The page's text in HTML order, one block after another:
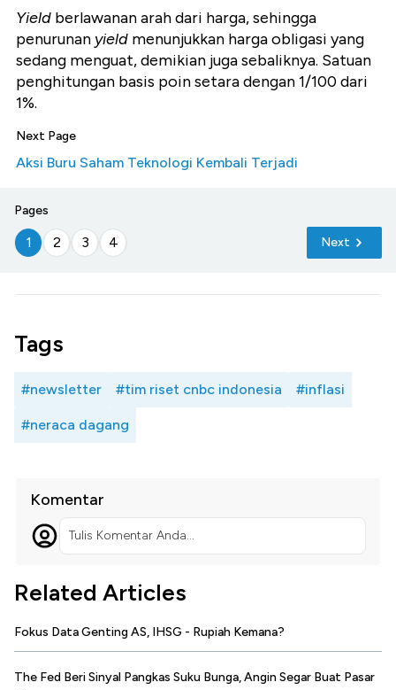
Yield berlawanan arah dari harga, sehingga
penurunan yield menunjukkan harga obligasi yang
sedang menguat, demikian juga sebaliknya. Satuan
penghitungan basis poin setara dengan 1/100 dari
1%.
Next Page
Aksi Buru Saham Teknologi Kembali Terjadi
Pages
1 2 3 4 Next
Tags
#newsletter #tim riset cnbc indonesia #inflasi
#neraca dagang
Komentar
Tulis Komentar Anda...
Related Articles
Fokus Data Genting AS, IHSG - Rupiah Kemana?
The Fed Beri Sinyal Pangkas Suku Bunga, Angin Segar Buat Pasar